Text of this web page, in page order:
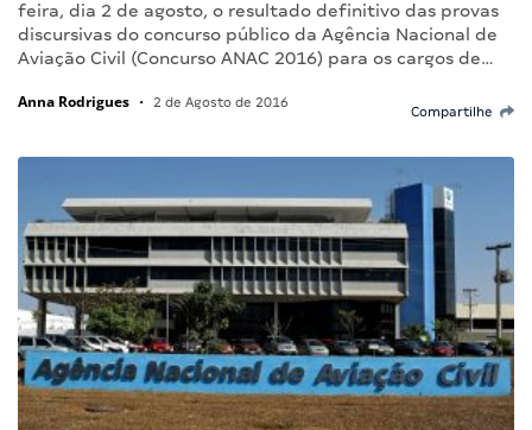
feira, dia 2 de agosto, o resultado definitivo das provas
discursivas do concurso público da Agência Nacional de
Aviação Civil (Concurso ANAC 2016) para os cargos de…
Anna Rodrigues • 2 de Agosto de 2016
Compartilhe